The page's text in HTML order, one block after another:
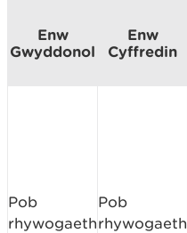
Enw
Gwyddonol
Enw
Cyffredin
Pob
rhywogaeth
Pob
rhywogaeth